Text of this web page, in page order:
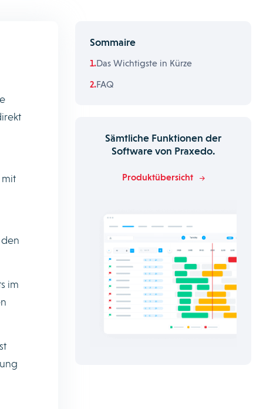
im
Sommaire
Das Wichtigste in Kürze
FAQ
Sämtliche Funktionen der
Software von Praxedo.
Produktübersicht